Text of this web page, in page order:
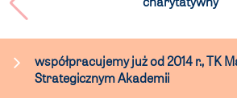
współpracujemy już od 2014 r., TK
Strategicznym Akademii